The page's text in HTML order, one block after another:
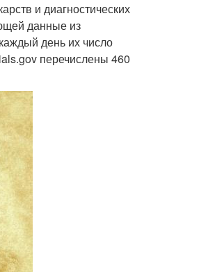
и диагностических
данные из
день их число
перечислены 460